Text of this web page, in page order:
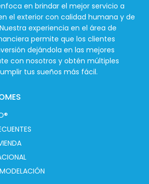
en brindar el mejor servicio a
el exterior con calidad humana y de
experiencia en el área de
permite que los clientes
dejándola en las mejores
con nosotros y obtén múltiples
tus sueños más fácil.